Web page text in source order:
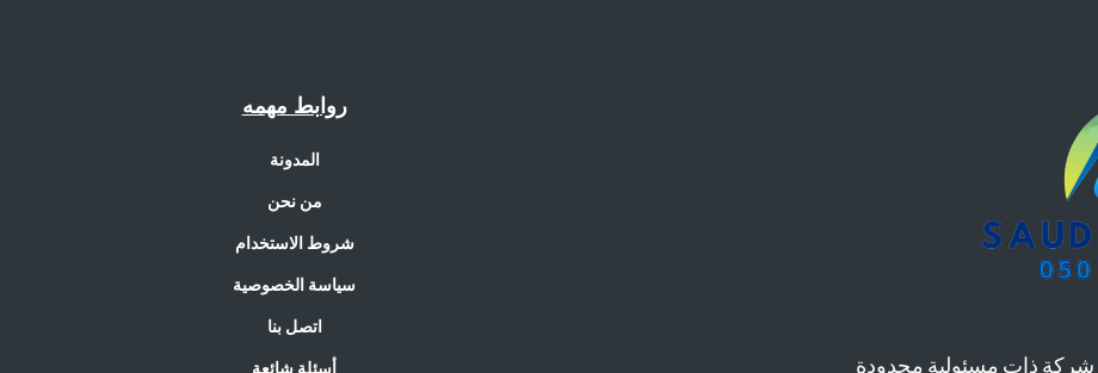
روابط مهمه
المدونة
من نحن
شروط الاستخدام
سياسة الخصوصية
اتصل بنا
أسئلة شائعة شركة ذات مسئولية محدودة